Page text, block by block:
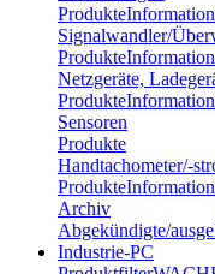
Produkte
Signalwandler/
Produkte
Netzgeräte,
Produkte
Sensoren
Produkte
Handtachometer/-
Produkte
Archiv
Abgekündigte/
Industrie-PC